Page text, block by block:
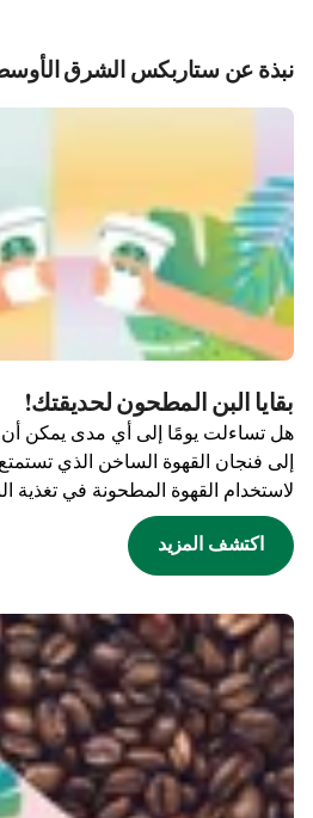
نبذة عن ستاربكس الشرق
بقايا البن المطحون لحديقتك!
هل تساءلت يومًا إلى أي مدى يمكن أن
إلى فنجان القهوة الساخن الذي
لاستخدام القهوة المطحونة في تغذية
اكتشف المزيد